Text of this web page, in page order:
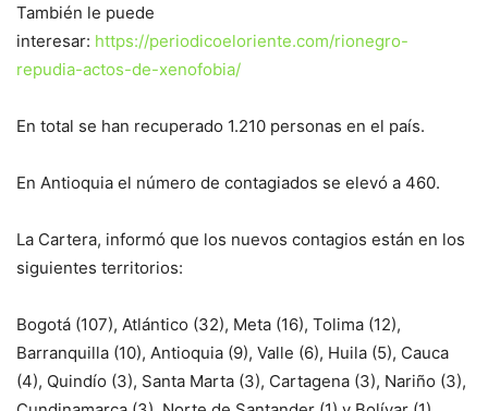
También le puede
interesar: https://periodicoeloriente.com/rionegro-
repudia-actos-de-xenofobia/
En total se han recuperado 1.210 personas en el país.
En Antioquia el número de contagiados se elevó a 460.
La Cartera, informó que los nuevos contagios están en los
siguientes territorios:
Bogotá (107), Atlántico (32), Meta (16), Tolima (12),
Barranquilla (10), Antioquia (9), Valle (6), Huila (5), Cauca
(4), Quindío (3), Santa Marta (3), Cartagena (3), Nariño (3),